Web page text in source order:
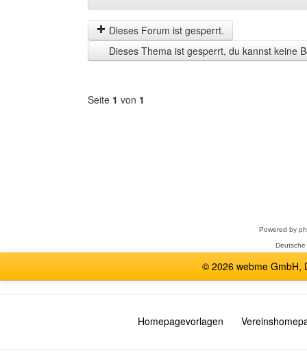
der
letzten
Zeit
anzeigen
by
Dieses Forum ist gesperrt.
Dieses Thema ist gesperrt, du kannst keine
Seite 1 von 1
Powered by
© 2026 webme GmbH,
Homepagevorlagen